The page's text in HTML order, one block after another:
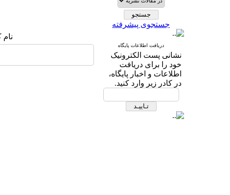
جستجوی پیشرفته
دریافت اطلاعات پایگاه
نشانی پست الکترونیک
خود را برای دریافت
اطلاعات و اخبار پایگاه،
در کادر زیر وارد کنید.